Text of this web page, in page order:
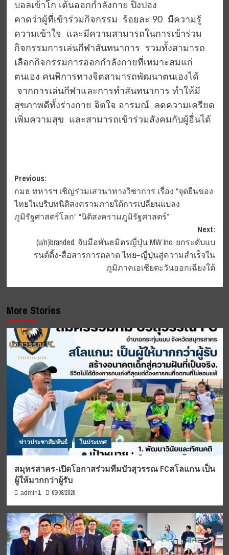
บอลเข้าโก เต้นออกกำลังกาย ปิงปอง
คาดว่าผู้ที่เข้าร่วมกิจกรรม ร้อยละ 90 มีความรู้
ความเข้าใจ และมีความสามารถในการเข้าร่วม
กิจกรรมการเล่นกีฬาสันทนาการ รวมทั้งสามารถ
เลือกกิจกรรมการออกกำลังกายที่เหมาะสมแก่
ตนเอง คนพิการทางจิตสามารถพัฒนาตนเองได้
จากการเล่นกีฬาและการทำสันทนาการ ทำให้มี
สุขภาพดีทั้งร่างกาย จิตใจ อารมณ์ ลดความเครียด
เพิ่มความสุข และสามารถเข้าร่วมสังคมกับผู้อื่นได้
Post
navigation
Previous:
กมธ ทหารฯ เชิญร่วมเสวนาทางวิชาการ เรื่อง “จุดยืนของ
ไทยในบริบทนิติสงครามภายใต้การเปลี่ยนแปลง
ภูมิรัฐศาสตร์โลก” “นิติสงครามภูมิรัฐศาสตร์”
Next:
(u/n)branded. จับมือพันธมิตรญี่ปุ่น MW Inc. ยกระดับแบ
รนด์ดิ้ง-สื่อสารการตลาด ไทย–ญี่ปุ่นสู่ความสำเร็จใน
ภูมิภาคเอเชียตะวันออกเฉียงใต้
More Stories
ข่าวประชาสัมพันธ์ ในประเทศ
สมุทรสาคร-เปิดโอกาสร่วมทีมบัวสุวรรณ FCสโลแกน เป็น
ผู้ให้มากกว่าผู้รับ
admin1 05/08/2026